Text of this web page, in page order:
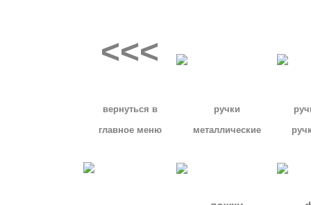
<<<
вернуться в
главное меню
ручки
металлические